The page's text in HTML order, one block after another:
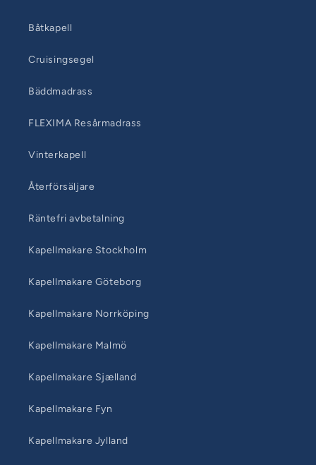
Båtkapell
Cruisingsegel
Bäddmadrass
FLEXIMA Resårmadrass
Vinterkapell
Återförsäljare
Räntefri avbetalning
Kapellmakare Stockholm
Kapellmakare Göteborg
Kapellmakare Norrköping
Kapellmakare Malmö
Kapellmakare Sjælland
Kapellmakare Fyn
Kapellmakare Jylland